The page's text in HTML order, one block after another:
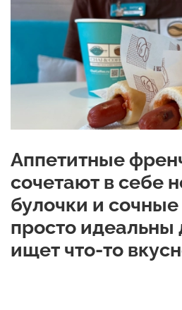
Аппетитные
сочетают в себе
булочки и сочные
просто идеальны
ищет что-то